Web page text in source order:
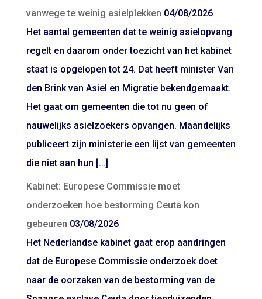
vanwege te weinig asielplekken 04/08/2026
Het aantal gemeenten dat te weinig asielopvang
regelt en daarom onder toezicht van het kabinet
staat is opgelopen tot 24. Dat heeft minister Van
den Brink van Asiel en Migratie bekendgemaakt.
Het gaat om gemeenten die tot nu geen of
nauwelijks asielzoekers opvangen. Maandelijks
publiceert zijn ministerie een lijst van gemeenten
die niet aan hun […]
Kabinet: Europese Commissie moet
onderzoeken hoe bestorming Ceuta kon
gebeuren 03/08/2026
Het Nederlandse kabinet gaat erop aandringen
dat de Europese Commissie onderzoek doet
naar de oorzaken van de bestorming van de